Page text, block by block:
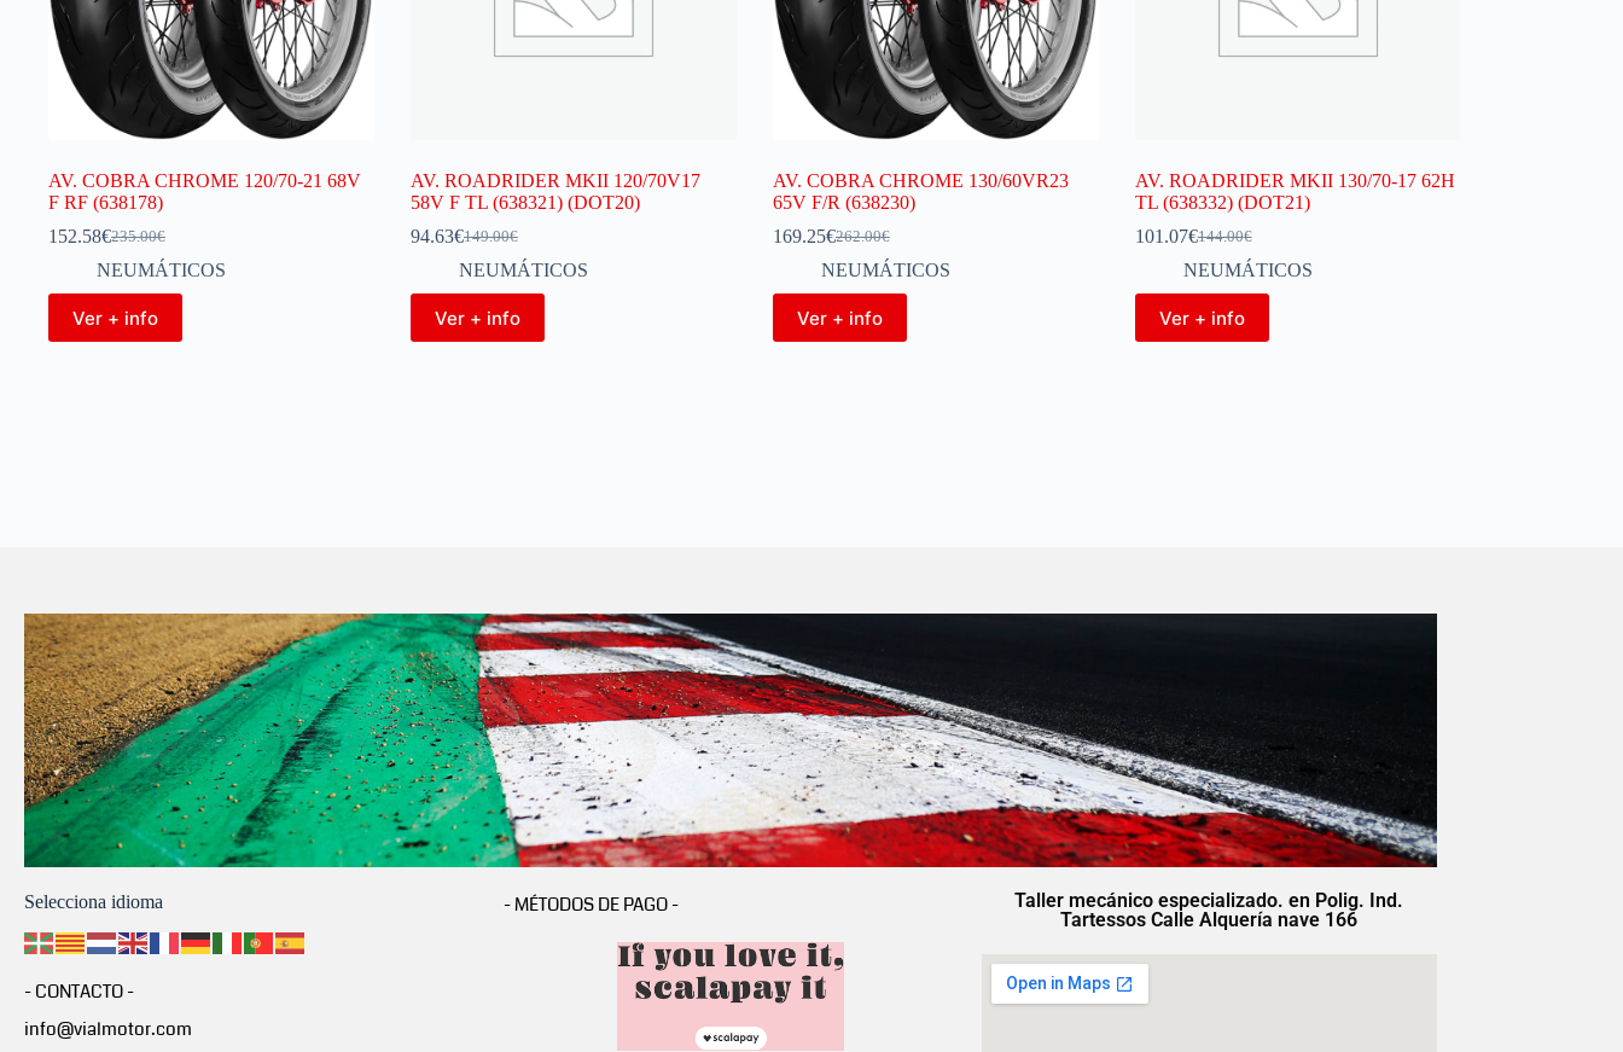
AV. COBRA CHROME 120/70-21 68V
F RF (638178)
235.00€
152.58€
NEUMÁTICOS
Ver + info
AV. ROADRIDER MKII 120/70V17
58V F TL (638321) (DOT20)
149.00€
94.63€
NEUMÁTICOS
Ver + info
AV. COBRA CHROME 130/60VR23
65V F/R (638230)
262.00€
169.25€
NEUMÁTICOS
Ver + info
AV. ROADRIDER MKII 130/70-17 62H
TL (638332) (DOT21)
144.00€
101.07€
NEUMÁTICOS
Ver + info
Selecciona idioma
- CONTACTO -
info@vialmotor.com
- MÉTODOS DE PAGO -
Taller mecánico especializado. en Polig. Ind.
Tartessos Calle Alquería nave 166